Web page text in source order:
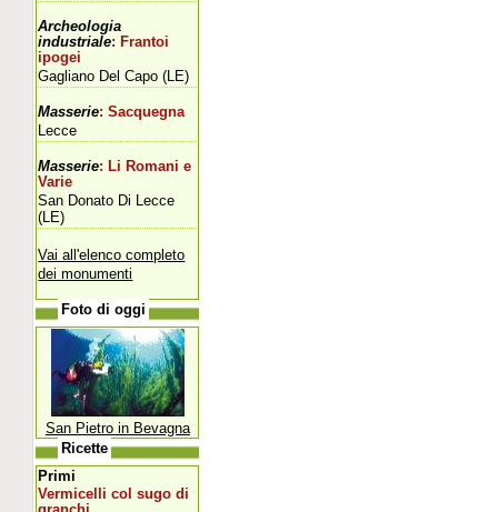
Archeologia
industriale: Frantoi
ipogei
Gagliano Del Capo (LE)
Masserie: Sacquegna
Lecce
Masserie: Li Romani e
Varie
San Donato Di Lecce
(LE)
Vai all'elenco completo
dei monumenti
Foto di oggi
San Pietro in Bevagna
Ricette
Primi
Vermicelli col sugo di